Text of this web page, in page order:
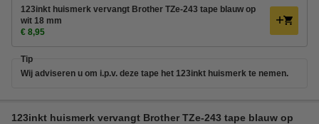
123inkt huismerk vervangt Brother TZe-243 tape blauw op
wit 18 mm
€ 8,95
Tip
Wij adviseren u om i.p.v. deze tape het 123inkt huismerk te nemen.
123inkt huismerk vervangt Brother TZe-243 tape blauw op